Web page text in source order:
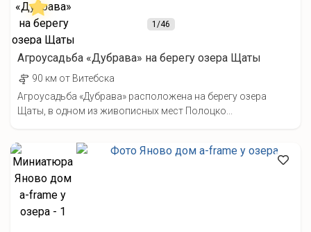
1/46
Агроусадьба «Дубрава» на берегу озера Щаты
90 км от Витебска
Агроусадьба «Дубрава» расположена на берегу озера
Щаты, в одном из живописных мест Полоцко...